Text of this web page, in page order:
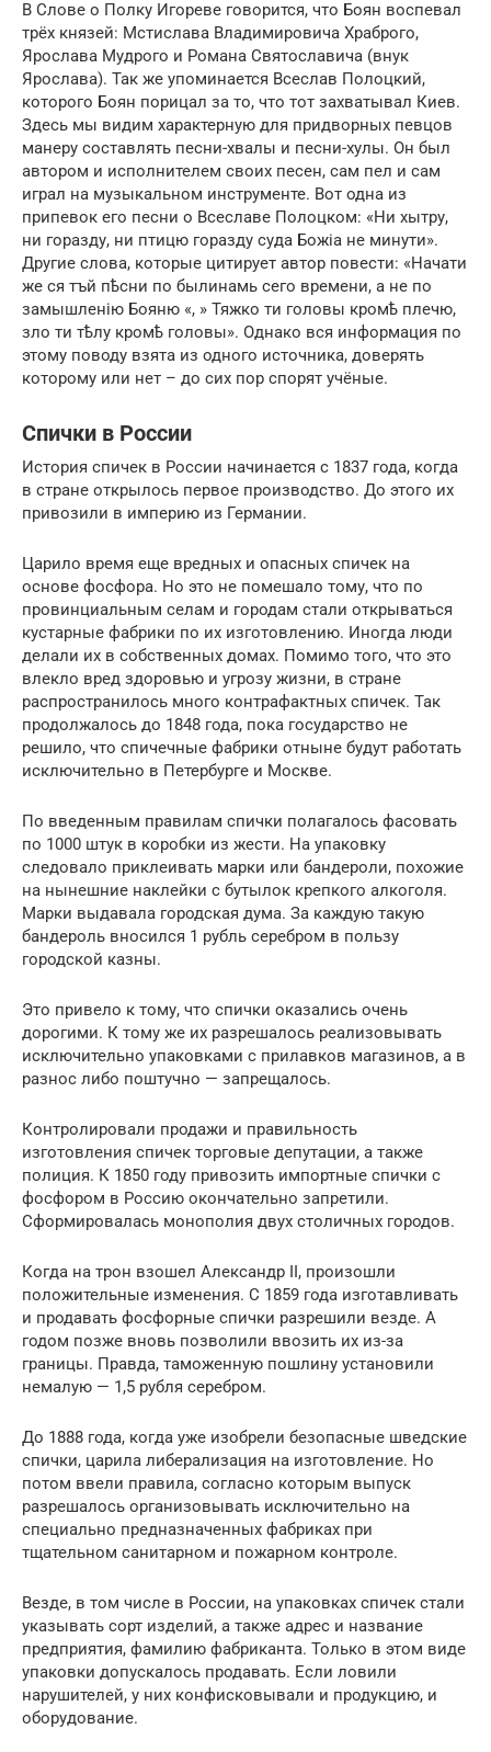
В Слове о Полку Игореве говорится, что Боян воспевал
трёх князей: Мстислава Владимировича Храброго,
Ярослава Мудрого и Романа Святославича (внук
Ярослава). Так же упоминается Всеслав Полоцкий,
которого Боян порицал за то, что тот захватывал Киев.
Здесь мы видим характерную для придворных певцов
манеру составлять песни-хвалы и песни-хулы. Он был
автором и исполнителем своих песен, сам пел и сам
играл на музыкальном инструменте. Вот одна из
припевок его песни о Всеславе Полоцком: «Ни хытру,
ни горазду, ни птицю горазду суда Божіа не минути».
Другие слова, которые цитирует автор повести: «Начати
же ся тъй пѣсни по былинамь сего времени, а не по
замышленію Бояню «, » Тяжко ти головы кромѣ плечю,
зло ти тѣлу кромѣ головы». Однако вся информация по
этому поводу взята из одного источника, доверять
которому или нет – до сих пор спорят учёные.
Спички в России
История спичек в России начинается с 1837 года, когда
в стране открылось первое производство. До этого их
привозили в империю из Германии.
Царило время еще вредных и опасных спичек на
основе фосфора. Но это не помешало тому, что по
провинциальным селам и городам стали открываться
кустарные фабрики по их изготовлению. Иногда люди
делали их в собственных домах. Помимо того, что это
влекло вред здоровью и угрозу жизни, в стране
распространилось много контрафактных спичек. Так
продолжалось до 1848 года, пока государство не
решило, что спичечные фабрики отныне будут работать
исключительно в Петербурге и Москве.
По введенным правилам спички полагалось фасовать
по 1000 штук в коробки из жести. На упаковку
следовало приклеивать марки или бандероли, похожие
на нынешние наклейки с бутылок крепкого алкоголя.
Марки выдавала городская дума. За каждую такую
бандероль вносился 1 рубль серебром в пользу
городской казны.
Это привело к тому, что спички оказались очень
дорогими. К тому же их разрешалось реализовывать
исключительно упаковками с прилавков магазинов, а в
разнос либо поштучно — запрещалось.
Контролировали продажи и правильность
изготовления спичек торговые депутации, а также
полиция. К 1850 году привозить импортные спички с
фосфором в Россию окончательно запретили.
Сформировалась монополия двух столичных городов.
Когда на трон взошел Александр II, произошли
положительные изменения. С 1859 года изготавливать
и продавать фосфорные спички разрешили везде. А
годом позже вновь позволили ввозить их из-за
границы. Правда, таможенную пошлину установили
немалую — 1,5 рубля серебром.
До 1888 года, когда уже изобрели безопасные шведские
спички, царила либерализация на изготовление. Но
потом ввели правила, согласно которым выпуск
разрешалось организовывать исключительно на
специально предназначенных фабриках при
тщательном санитарном и пожарном контроле.
Везде, в том числе в России, на упаковках спичек стали
указывать сорт изделий, а также адрес и название
предприятия, фамилию фабриканта. Только в этом виде
упаковки допускалось продавать. Если ловили
нарушителей, у них конфисковывали и продукцию, и
оборудование.